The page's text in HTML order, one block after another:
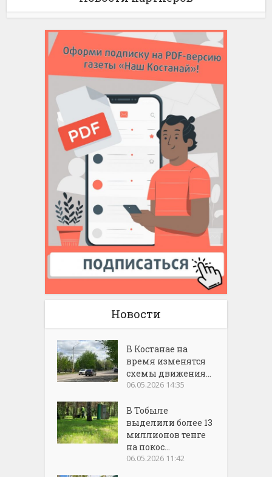
Новости
В Костанае на
время изменятся
схемы движения...
06.05.2026 14:35
В Тобыле
выделили более 13
миллионов тенге
на покос...
06.05.2026 11:42